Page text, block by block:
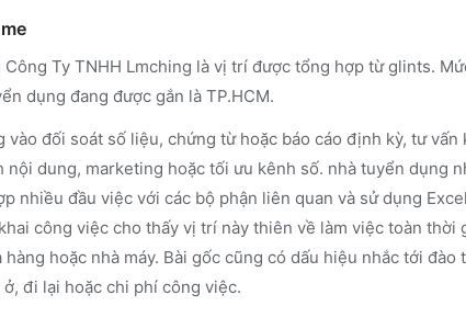
Ty TNHH Lmching là vị trí được tổng hợp từ glints.
dụng đang được gắn là TP.HCM.
đối soát số liệu, chứng từ hoặc báo cáo định kỳ, tư vấn
dung, marketing hoặc tối ưu kênh số. nhà tuyển dụng
nhiều đầu việc với các bộ phận liên quan và sử dụng
công việc cho thấy vị trí này thiên về làm việc toàn thời
hoặc nhà máy. Bài gốc cũng có dấu hiệu nhắc tới
đi lại hoặc chi phí công việc.